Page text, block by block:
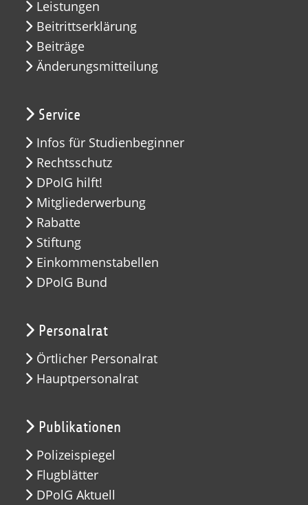
Leistungen
Beitrittserklärung
Beiträge
Änderungsmitteilung
Service
Infos für Studienbeginner
Rechtsschutz
DPolG hilft!
Mitgliederwerbung
Rabatte
Stiftung
Einkommenstabellen
DPolG Bund
Personalrat
Örtlicher Personalrat
Hauptpersonalrat
Publikationen
Polizeispiegel
Flugblätter
DPolG Aktuell